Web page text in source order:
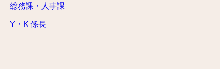
総務課・人事課
Y・K 係長